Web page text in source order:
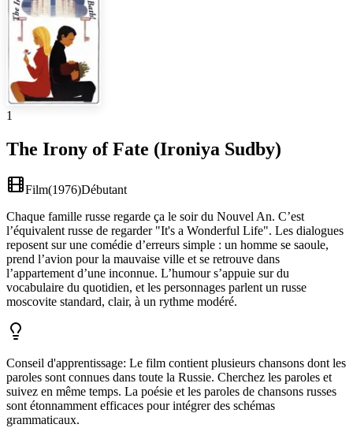
1
The Irony of Fate (Ironiya Sudby)
Film(1976)Débutant
Chaque famille russe regarde ça le soir du Nouvel An. C’est
l’équivalent russe de regarder "It's a Wonderful Life". Les dialogues
reposent sur une comédie d’erreurs simple : un homme se saoule,
prend l’avion pour la mauvaise ville et se retrouve dans
l’appartement d’une inconnue. L’humour s’appuie sur du
vocabulaire du quotidien, et les personnages parlent un russe
moscovite standard, clair, à un rythme modéré.
Conseil d'apprentissage: Le film contient plusieurs chansons dont les
paroles sont connues dans toute la Russie. Cherchez les paroles et
suivez en même temps. La poésie et les paroles de chansons russes
sont étonnamment efficaces pour intégrer des schémas
grammaticaux.